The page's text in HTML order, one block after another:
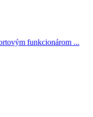
funkcionárom ...